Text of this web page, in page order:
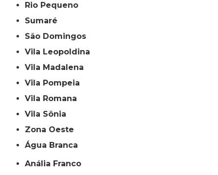
Rio Pequeno
Sumaré
São Domingos
Vila Leopoldina
Vila Madalena
Vila Pompeia
Vila Romana
Vila Sônia
Zona Oeste
Água Branca
Anália Franco